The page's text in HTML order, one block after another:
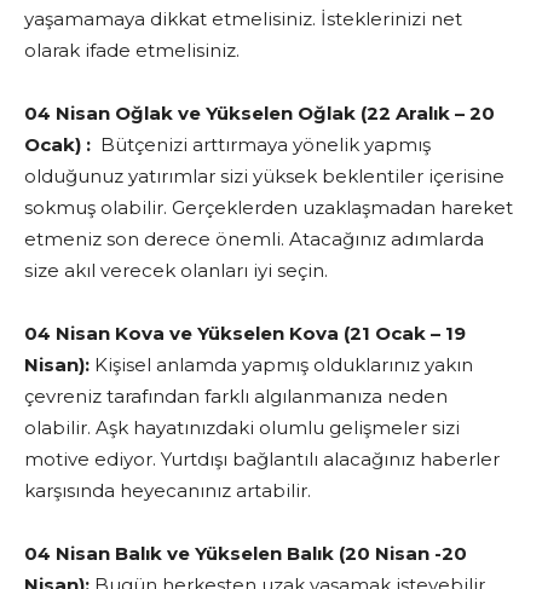
yaşamamaya dikkat etmelisiniz. İsteklerinizi net
olarak ifade etmelisiniz.
04 Nisan Oğlak ve Yükselen Oğlak (22 Aralık – 20
Ocak) : Bütçenizi arttırmaya yönelik yapmış
olduğunuz yatırımlar sizi yüksek beklentiler içerisine
sokmuş olabilir. Gerçeklerden uzaklaşmadan hareket
etmeniz son derece önemli. Atacağınız adımlarda
size akıl verecek olanları iyi seçin.
04 Nisan Kova ve Yükselen Kova (21 Ocak – 19
Nisan): Kişisel anlamda yapmış olduklarınız yakın
çevreniz tarafından farklı algılanmanıza neden
olabilir. Aşk hayatınızdaki olumlu gelişmeler sizi
motive ediyor. Yurtdışı bağlantılı alacağınız haberler
karşısında heyecanınız artabilir.
04 Nisan Balık ve Yükselen Balık (20 Nisan -20
Nisan): Bugün herkesten uzak yaşamak isteyebilir,